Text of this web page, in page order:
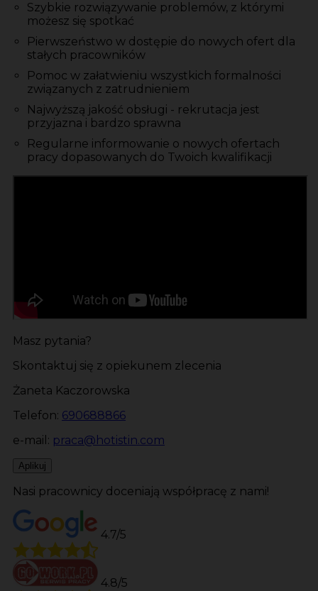
Szybkie rozwiązywanie problemów, z którymi
możesz się spotkać
Pierwszeństwo w dostępie do nowych ofert dla
stałych pracowników
Pomoc w załatwieniu wszystkich formalności
związanych z zatrudnieniem
Najwyższą jakość obsługi - rekrutacja jest
przyjazna i bardzo sprawna
Regularne informowanie o nowych ofertach
pracy dopasowanych do Twoich kwalifikacji
Masz pytania?
Skontaktuj się z opiekunem zlecenia
Żaneta Kaczorowska
Telefon: 690688866
e-mail: praca@hotistin.com
Aplikuj
Nasi pracownicy doceniają współpracę z nami!
4.7/5
4.8/5